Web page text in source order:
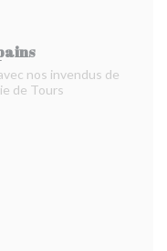
nos invendus de
de Tours